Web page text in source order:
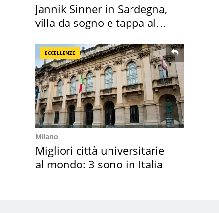
Jannik Sinner in Sardegna,
villa da sogno e tappa al
ECCELLENZE
Milano
Migliori città universitarie
al mondo: 3 sono in Italia